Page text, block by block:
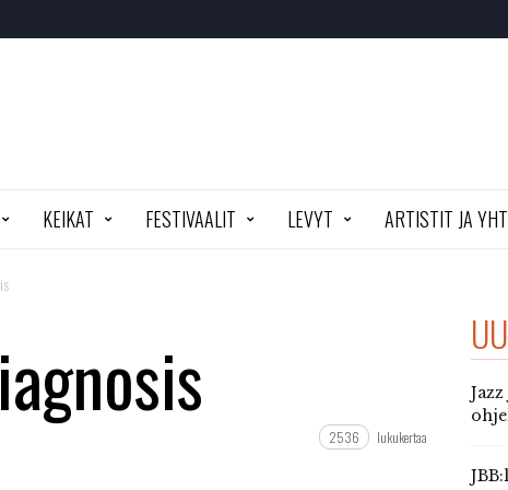
KEIKAT FESTIVAALIT LEVYT ARTISTIT JA
2536 lukukertaa